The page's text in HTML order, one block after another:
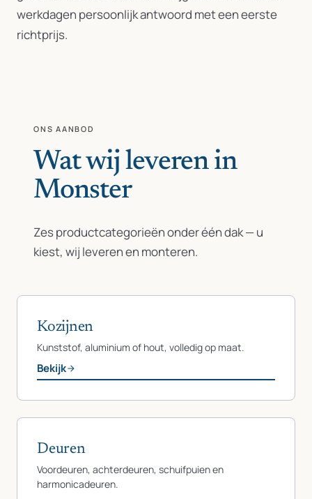
werkdagen persoonlijk antwoord met een eerste
richtprijs.
ONS AANBOD
Wat wij leveren in
Monster
Zes productcategorieën onder één dak — u
kiest, wij leveren en monteren.
Kozijnen
Kunststof, aluminium of hout, volledig op maat.
Bekijk
Deuren
Voordeuren, achterdeuren, schuifpuien en
harmonicadeuren.